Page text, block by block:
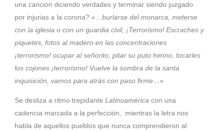
una canción diciendo verdades y terminar siendo juzgado
por injurias a la corona? «… burlarse del monarca, meterse
con la iglesia o con un guardia civil, ¡Terrorismo! Escraches y
piquetes, fotos al madero en las concentraciones
¡terrorismo! ocupar al señorito, pitar su puto himno, tocarles
los cojones ¡terrorismo! Vuelve la sombra de la santa
inquisición, vamos para atrás con paso firme…«
Se desliza a ritmo trepidante Latinoamérica con una
cadencia marcada a la perfección, mientras la letra nos
habla de aquellos pueblos que nunca comprendieron al